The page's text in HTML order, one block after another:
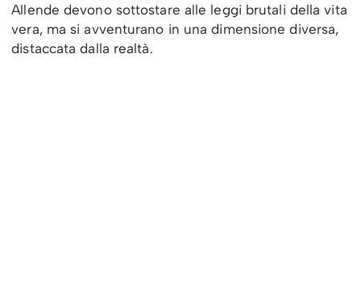
Allende devono sottostare alle leggi brutali della vita
vera, ma si avventurano in una dimensione diversa,
distaccata dalla realtà.